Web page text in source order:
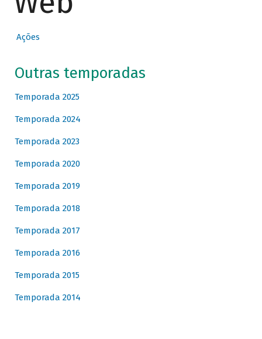
Ações
Outras temporadas
Temporada 2025
Temporada 2024
Temporada 2023
Temporada 2020
Temporada 2019
Temporada 2018
Temporada 2017
Temporada 2016
Temporada 2015
Temporada 2014